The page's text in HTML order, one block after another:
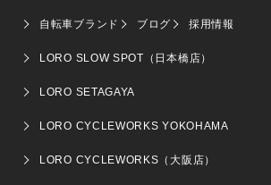
自転車ブランド ブログ 採用情報
LORO SLOW SPOT（日本橋店）
LORO SETAGAYA
LORO CYCLEWORKS YOKOHAMA
LORO CYCLEWORKS（大阪店）